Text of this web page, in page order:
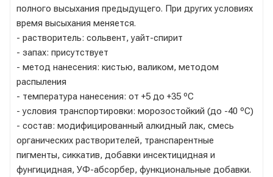
полного высыхания предыдущего. При других условиях
время высыхания меняется.
- растворитель: сольвент, уайт-спирит
- запах: присутствует
- метод нанесения: кистью, валиком, методом
распыления
- температура нанесения: от +5 до +35 ºС
- условия транспортировки: морозостойкий (до -40 ºС)
- состав: модифицированный алкидный лак, смесь
органических растворителей, транспарентные
пигменты, сиккатив, добавки инсектицидная и
фунгицидная, УФ-абсорбер, функциональные добавки.